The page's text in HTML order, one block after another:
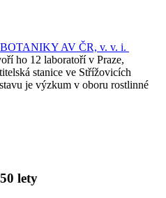
AV ČR, v. v. i.
ho 12 laboratoří v Praze,
stanice ve Střížovicích
je výzkum v oboru rostlinné
lety